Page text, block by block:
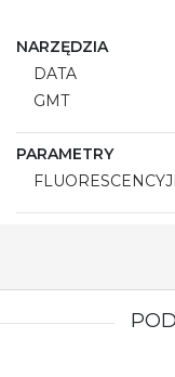
NARZĘDZIA
DATA
GMT
PARAMETRY